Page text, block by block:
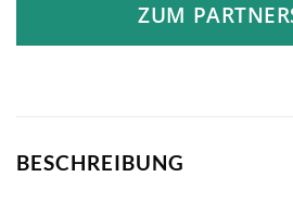
ZUM
BESCHREIBUNG